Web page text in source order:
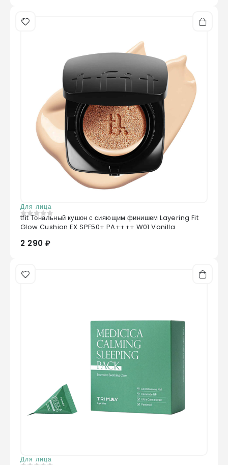
Для лица
0 из 5
tfit Тональный кушон с сияющим финишем Layering Fit
Glow Cushion EX SPF50+ PA++++ W01 Vanilla
2 290 ₽
Для лица